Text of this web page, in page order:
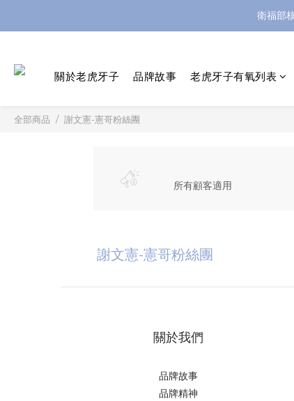
衛福部
關於老虎牙子 品牌故事 老虎牙子有氧列表
全部商品 謝文憲-憲哥粉絲團
所有顧客適用
謝文憲-憲哥粉絲團
關於我們
品牌故事
品牌精神